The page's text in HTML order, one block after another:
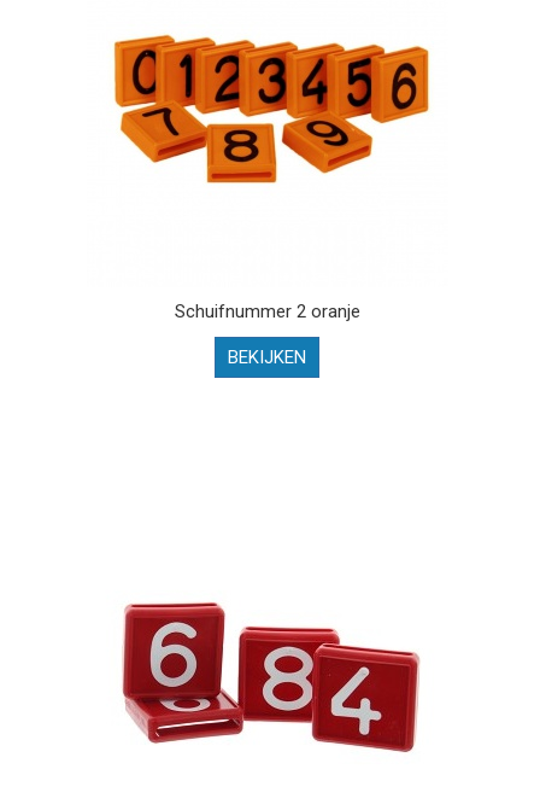
Schuifnummer 2 oranje
BEKIJKEN